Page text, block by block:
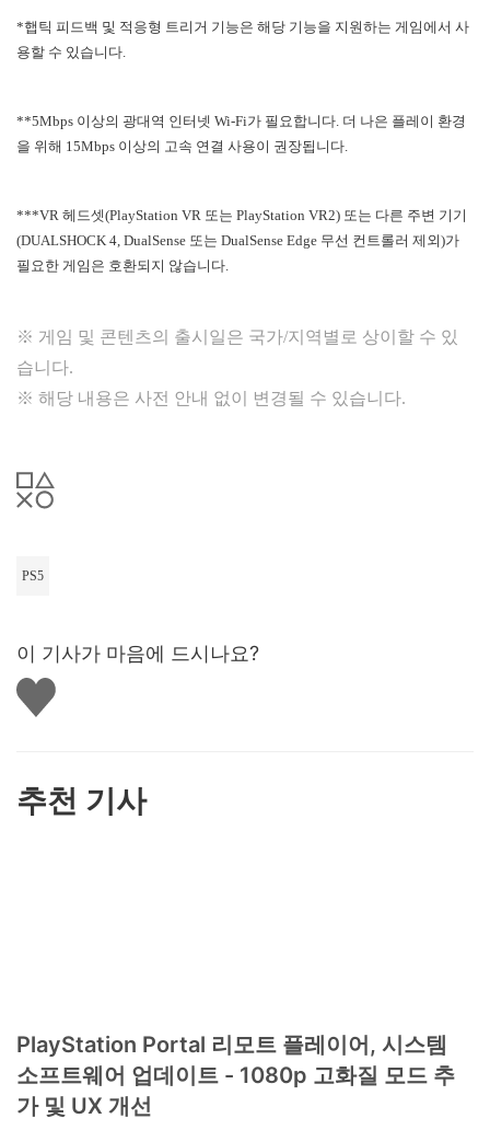
*햅틱 피드백 및 적응형 트리거 기능은 해당 기능을 지원하는 게임에서 사
용할 수 있습니다.
**5Mbps 이상의 광대역 인터넷 Wi-Fi가 필요합니다. 더 나은 플레이 환경
을 위해 15Mbps 이상의 고속 연결 사용이 권장됩니다.
***VR 헤드셋(PlayStation VR 또는 PlayStation VR2) 또는 다른 주변 기기
(DUALSHOCK 4, DualSense 또는 DualSense Edge 무선 컨트롤러 제외)가
필요한 게임은 호환되지 않습니다.
※ 게임 및 콘텐츠의 출시일은 국가/지역별로 상이할 수 있
습니다.
※ 해당 내용은 사전 안내 없이 변경될 수 있습니다.
PS5
이 기사가 마음에 드시나요?
좋
아
추천 기사
PlayStation Portal 리모트 플레이어, 시스템
소프트웨어 업데이트 - 1080p 고화질 모드 추
가 및 UX 개선